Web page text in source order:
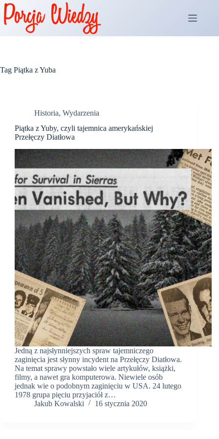
Przejdź
do
treści
Tag Piątka z Yuba
Historia, Wydarzenia
Piątka z Yuby, czyli tajemnica amerykańskiej
Przełęczy Diatłowa
Jedną z najsłynniejszych spraw tajemniczego
zaginięcia jest słynny incydent na Przełęczy Diatłowa.
Na temat sprawy powstało wiele artykułów, książki,
filmy, a nawet gra komputerowa. Niewiele osób
jednak wie o podobnym zaginięciu w USA. 24 lutego
1978 grupa pięciu przyjaciół z…
Jakub Kowalski
16 stycznia 2020